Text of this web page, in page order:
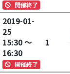
開催終了
2019-01-
25
15:30 ～
16:30
開催終了
1